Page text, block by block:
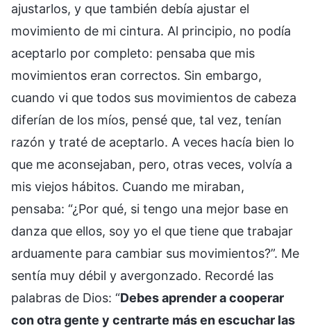
ajustarlos, y que también debía ajustar el
movimiento de mi cintura. Al principio, no podía
aceptarlo por completo: pensaba que mis
movimientos eran correctos. Sin embargo,
cuando vi que todos sus movimientos de cabeza
diferían de los míos, pensé que, tal vez, tenían
razón y traté de aceptarlo. A veces hacía bien lo
que me aconsejaban, pero, otras veces, volvía a
mis viejos hábitos. Cuando me miraban,
pensaba: “¿Por qué, si tengo una mejor base en
danza que ellos, soy yo el que tiene que trabajar
arduamente para cambiar sus movimientos?”. Me
sentía muy débil y avergonzado. Recordé las
palabras de Dios: “Debes aprender a cooperar
con otra gente y centrarte más en escuchar las